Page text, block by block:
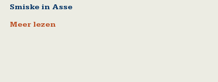
Smiske in Asse
Meer lezen